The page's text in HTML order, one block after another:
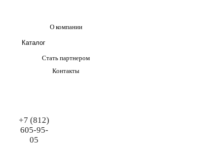
О компании
Каталог
Стать партнером
Контакты
+7 (812)
605-95-
05